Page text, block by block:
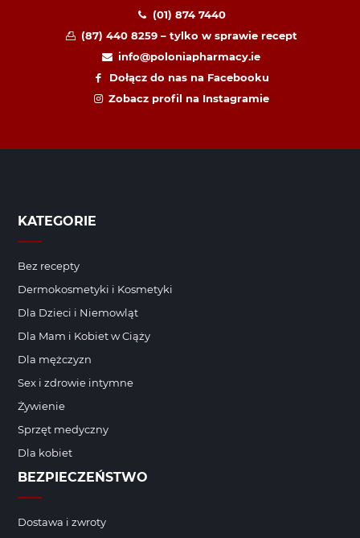
(01) 874 7440
(87) 440 8259 – tylko w sprawie recept
info@poloniapharmacy.ie
Dołącz do nas na Facebooku
Zobacz profil na Instagramie
KATEGORIE
Bez recepty
Dermokosmetyki i Kosmetyki
Dla Dzieci i Niemowląt
Dla Mam i Kobiet w Ciąży
Dla mężczyzn
Sex i zdrowie intymne
Żywienie
Sprzęt medyczny
Dla kobiet
BEZPIECZEŃSTWO
Dostawa i zwroty